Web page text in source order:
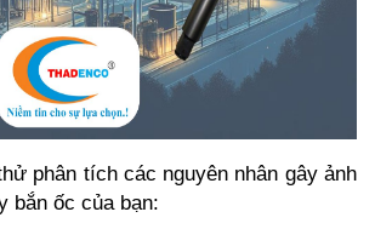
phân tích các nguyên nhân gây ảnh
bắn ốc của bạn: